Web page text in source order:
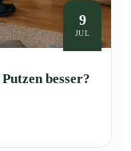
9
JUL
besser?